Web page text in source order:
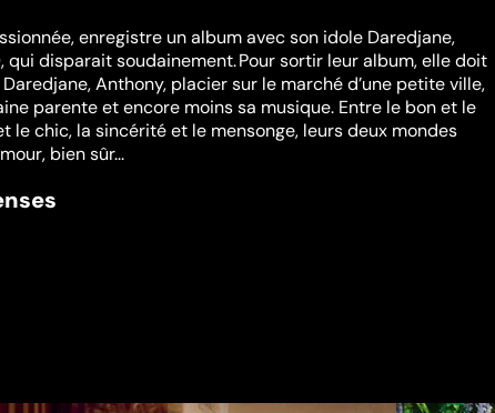
enregistre un album avec son idole Daredjane,
qui disparait soudainement. Pour sortir leur album, elle doit
Anthony, placier sur le marché d’une petite ville,
parente et encore moins sa musique. Entre le bon et le
le chic, la sincérité et le mensonge, leurs deux mondes
bien sûr...